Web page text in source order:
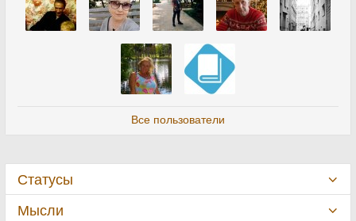
Все пользователи
Статусы
Мысли